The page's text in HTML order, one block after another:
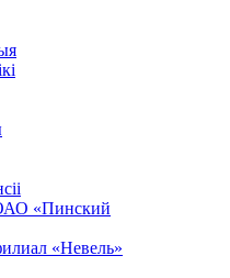
«Пинский
«Невель»